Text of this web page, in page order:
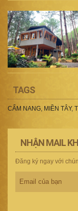
TAGS
CẨM NANG, MIỀN TÂY,
NHẬN MAIL
Đăng ký ngay với